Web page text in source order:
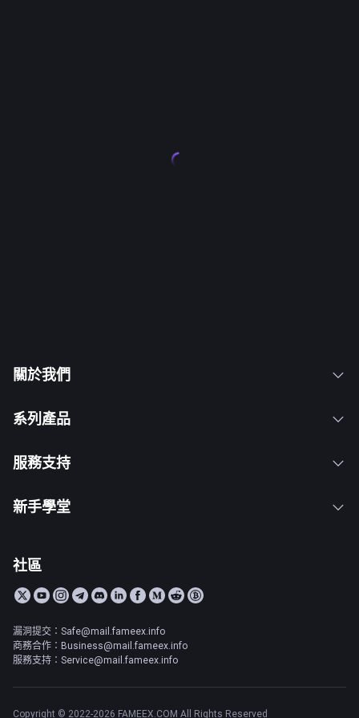
關於我們
系列產品
服務支持
新手學堂
社區
漏洞提交：Safe@mail.fameex.info
商務合作：Business@mail.fameex.info
服務支持：Service@mail.fameex.info
Copyright © 2022-2026 FAMEEX.COM All Rights Reserved